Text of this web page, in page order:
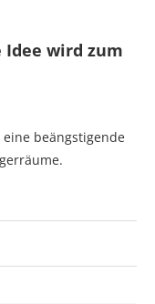
Idee wird zum
eine beängstigende